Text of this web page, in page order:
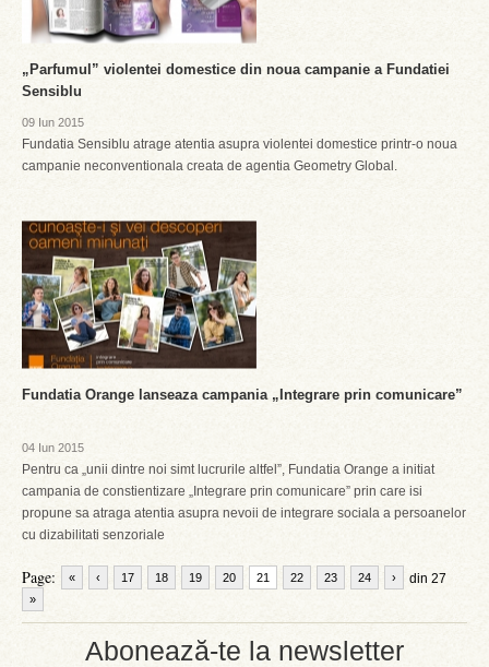
Abonează-te la newsletter
„Parfumul” violentei domestice din noua campanie a Fundatiei
Sensiblu
09 Iun 2015
Fundatia Sensiblu atrage atentia asupra violentei domestice printr-o noua
campanie neconventionala creata de agentia Geometry Global.
Fundatia Orange lanseaza campania „Integrare prin comunicare”
04 Iun 2015
Pentru ca „unii dintre noi simt lucrurile altfel”, Fundatia Orange a initiat
campania de constientizare „Integrare prin comunicare” prin care isi
propune sa atraga atentia asupra nevoii de integrare sociala a persoanelor
cu dizabilitati senzoriale
Page: « ‹ 17 18 19 20 21 22 23 24 din 27
›
»